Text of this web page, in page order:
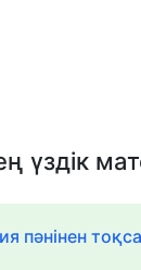
үздік
пәнінен